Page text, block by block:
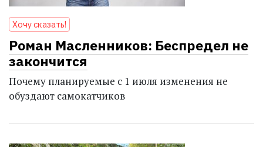
Хочу сказать!
Роман Масленников: Беспредел не
закончится
Почему планируемые с 1 июля изменения не
обуздают самокатчиков